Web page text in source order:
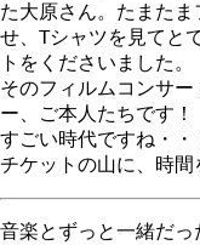
た大原さん。たまた
せ、Tシャツを見てと
トをくださいました。
そのフィルムコンサ
ー、ご本人たちです！
すごい時代ですね・・
チケットの山に、時間
音楽とずっと一緒だ